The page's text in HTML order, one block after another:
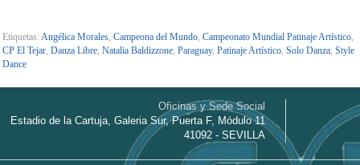
Etiquetas: Angélica Morales Campeona del Mundo Campeonato Mundial Patinaje Artístico
CP El Tejar Danza Libre Natalia Baldizzone Paraguay, Patinaje Artístico Solo Danza Style
Dance
Oficinas y Sede Social
Estadio de la Cartuja, Galeria Sur, Puerta F, Módulo 11
41092 - SEVILLA